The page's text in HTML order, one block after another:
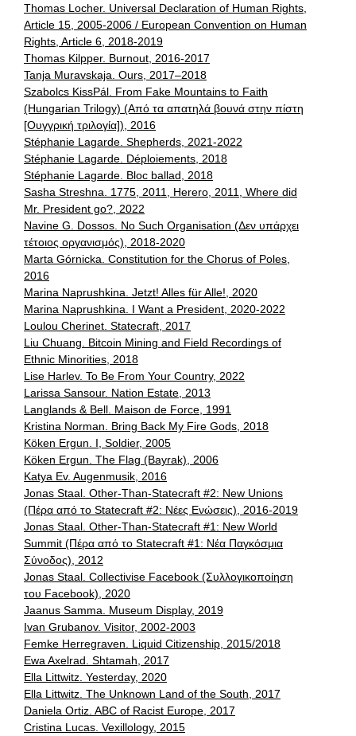
Thomas Locher. Universal Declaration of Human Rights,
Article 15, 2005-2006 / European Convention on Human
Rights, Article 6, 2018-2019
Thomas Kilpper. Burnout, 2016-2017
Tanja Muravskaja. Ours, 2017–2018
Szabolcs KissPál. From Fake Mountains to Faith
(Hungarian Trilogy) (Από τα απατηλά βουνά στην πίστη
[Ουγγρική τριλογία]), 2016
Stéphanie Lagarde. Shepherds, 2021-2022
Stéphanie Lagarde. Déploiements, 2018
Stéphanie Lagarde. Bloc ballad, 2018
Sasha Streshna. 1775, 2011, Herero, 2011, Where did
Mr. President go?, 2022
Navine G. Dossos. No Such Organisation (Δεν υπάρχει
τέτοιος οργανισμός), 2018-2020
Marta Górnicka. Constitution for the Chorus of Poles,
2016
Marina Naprushkina. Jetzt! Alles für Alle!, 2020
Marina Naprushkina. I Want a President, 2020-2022
Loulou Cherinet. Statecraft, 2017
Liu Chuang. Bitcoin Mining and Field Recordings of
Ethnic Minorities, 2018
Lise Harlev. To Be From Your Country, 2022
Larissa Sansour. Nation Estate, 2013
Langlands & Bell. Maison de Force, 1991
Kristina Norman. Bring Back My Fire Gods, 2018
Köken Ergun. Ι, Soldier, 2005
Köken Ergun. The Flag (Bayrak), 2006
Katya Εv. Augenmusik, 2016
Jonas Staal. Other-Than-Statecraft #2: New Unions
(Πέρα από το Statecraft #2: Νέες Ενώσεις), 2016-2019
Jonas Staal. Other-Than-Statecraft #1: New World
Summit (Πέρα από το Statecraft #1: Νέα Παγκόσμια
Σύνοδος), 2012
Jonas Staal. Collectivise Facebook (Συλλογικοποίηση
του Facebook), 2020
Jaanus Samma. Museum Display, 2019
Ivan Grubanov. Visitor, 2002-2003
Femke Herregraven. Liquid Citizenship, 2015/2018
Ewa Axelrad. Shtamah, 2017
Ella Littwitz. Yesterday, 2020
Ella Littwitz. The Unknown Land of the South, 2017
Daniela Ortiz. ABC of Racist Europe, 2017
Cristina Lucas. Vexillology, 2015